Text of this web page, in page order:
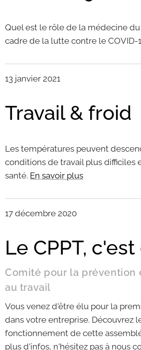
Quel est le rôle de la médecine
cadre de la lutte contre le COVID-
13 janvier 2021
Travail & froid
Les températures peuvent
conditions de travail plus difficiles
santé. En savoir plus
17 décembre 2020
Le CPPT,
Comité pour la prévention
au travail
Vous venez d'être élu pour la
dans votre entreprise. Découvrez
fonctionnement de cette
plus d'infos, n'hésitez pas à nous